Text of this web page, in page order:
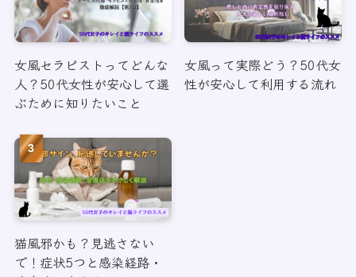
女風セラピストってどんな
人？50代女性が安心して選
ぶために知りたいこと
女風って実際どう？50代女
性が安心して利用する流れ
猫風邪かも？見逃さない
で！症状5つと感染経路・